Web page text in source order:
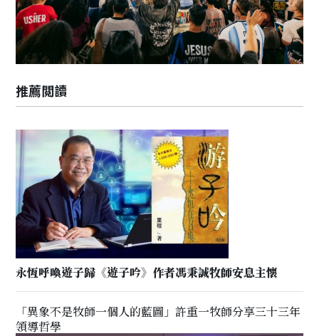
推薦閲讀
永恆呼喚遊子歸《遊子吟》作者馮秉誠牧師安息主懷
「異象不是牧師一個人的藍圖」許重一牧師分享三十三年
領導哲學